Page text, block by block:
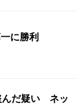
に勝利
んだ疑い ネッ